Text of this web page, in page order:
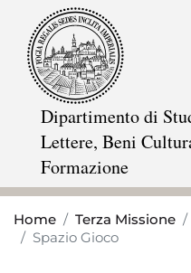
Dipartimento di
Lettere, Beni
Formazione
Home Terza Missione
Spazio Gioco